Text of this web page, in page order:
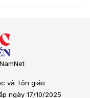
và Tôn giáo
ngày 17/10/2025